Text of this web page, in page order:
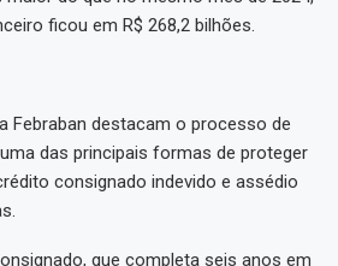
ficou em R$ 268,2 bilhões.
Febraban destacam o processo de
das principais formas de proteger
consignado indevido e assédio
que completa seis anos em